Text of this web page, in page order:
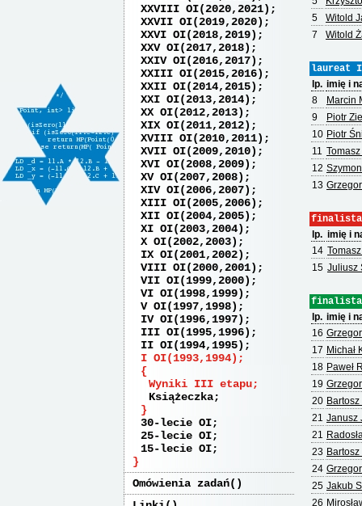
XXVIII OI(2020,2021)
XXVII OI(2019,2020)
XXVI OI(2018,2019)
XXV OI(2017,2018)
XXIV OI(2016,2017)
XXIII OI(2015,2016)
XXII OI(2014,2015)
XXI OI(2013,2014)
XX OI(2012,2013)
XIX OI(2011,2012)
XVIII OI(2010,2011)
XVII OI(2009,2010)
XVI OI(2008,2009)
XV OI(2007,2008)
XIV OI(2006,2007)
XIII OI(2005,2006)
XII OI(2004,2005)
XI OI(2003,2004)
X OI(2002,2003)
IX OI(2001,2002)
VIII OI(2000,2001)
VII OI(1999,2000)
VI OI(1998,1999)
V OI(1997,1998)
IV OI(1996,1997)
III OI(1995,1996)
II OI(1994,1995)
I OI(1993,1994)
Wyniki III etapu
Książeczka
30-lecie OI
25-lecie OI
15-lecie OI
Omówienia zadań
5
Witold
7
Witold
laureat
lp. imię i
8
Marcin
9
Piotr
10 Piotr
11 Tomasz
12
13
finalista
lp. imię i
14
15 Juliusz
finalista
lp. imię i
16
17 Michał
18 Paweł
19
20
21 Janusz
21
23
24
25 Jakub
26